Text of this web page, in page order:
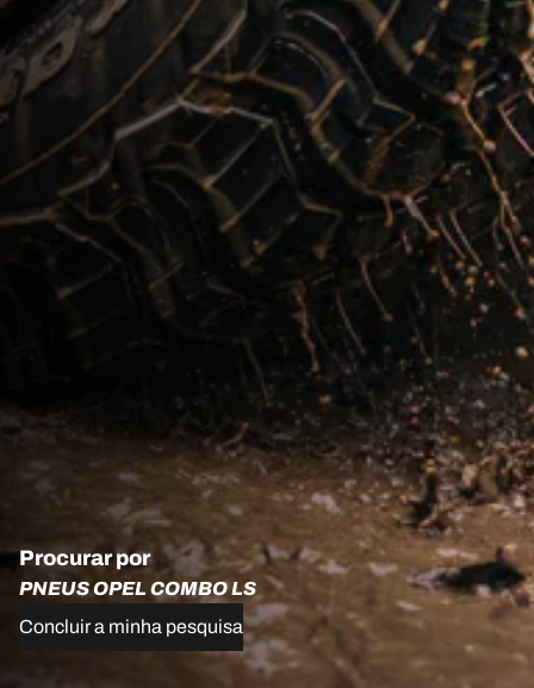
Procurar por
PNEUS OPEL COMBO LS
Concluir a minha pesquisa